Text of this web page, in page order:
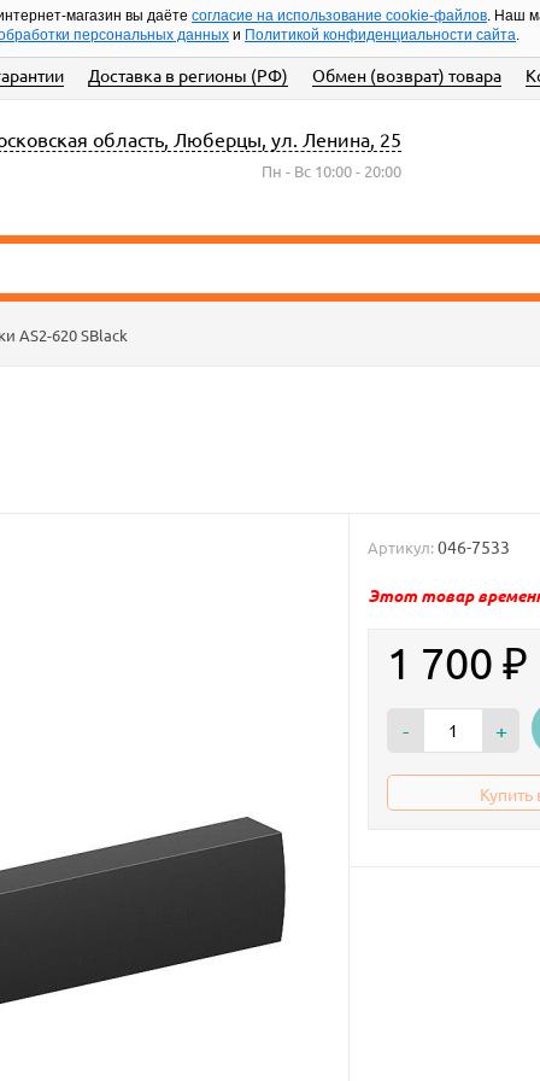
магазин вы даёте согласие на использование cookie-файлов. Наш
персональных данных и Политикой конфиденциальности сайта.
Доставка в регионы (РФ) Обмен (возврат) товара
область, Люберцы, ул. Ленина, 25
Пн - Вс 10:00 - 20:00
AS2-620 SBlack
Артикул: 046-7533
Этот товар
1 700₽
- +
Купить